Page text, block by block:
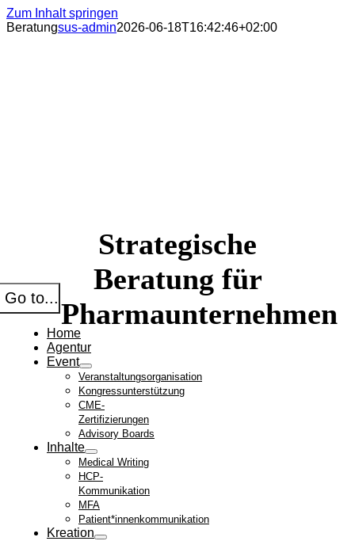
Zum Inhalt springen
Go to...
Home
Agentur
Event
Veranstaltungsorganisation
Kongressunterstützung
CME-
Zertifizierungen
Advisory Boards
Inhalte
Medical Writing
HCP-
Kommunikation
MFA
Patient*innenkommunikation
Kreation
Beratungsus-admin2026-06-18T16:42:46+02:00
Strategische
Beratung für
Pharmaunternehmen